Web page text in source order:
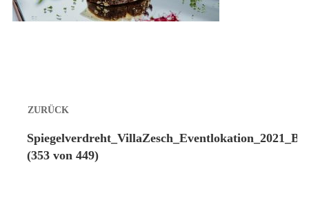
ZURÜCK
Vorheriger
Beitrag:(353 von 449)